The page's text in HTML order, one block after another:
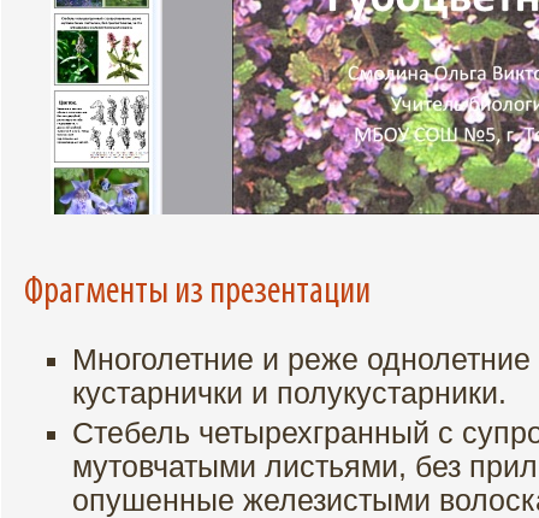
Фрагменты из презентации
Многолетние и реже
кустарнички и полукустарники.
Стебель четырехгранный с
мутовчатыми листьями, без
опушенные железистыми